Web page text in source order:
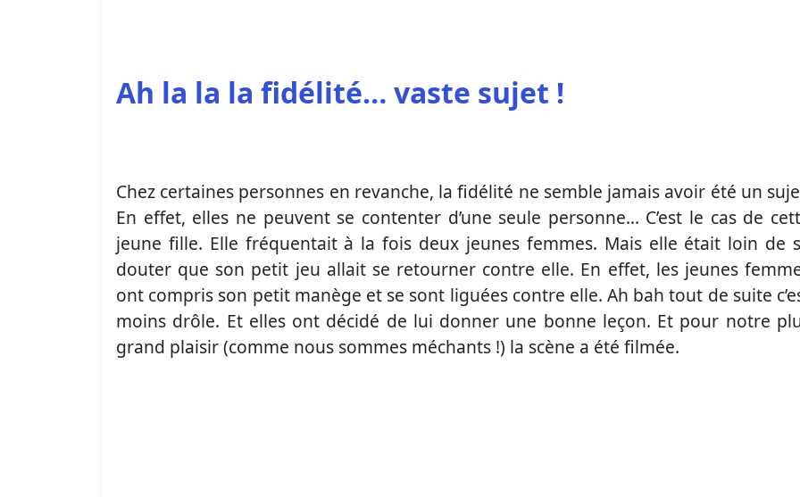
Ah la la la fidélité… vaste sujet !
Chez certaines personnes en revanche, la fidélité ne semble jamais avoir été un
En effet, elles ne peuvent se contenter d’une seule personne… C’est le cas de
jeune fille. Elle fréquentait à la fois deux jeunes femmes. Mais elle était loin de
douter que son petit jeu allait se retourner contre elle. En effet, les jeunes
ont compris son petit manège et se sont liguées contre elle. Ah bah tout de suite
moins drôle. Et elles ont décidé de lui donner une bonne leçon. Et pour notre
grand plaisir (comme nous sommes méchants !) la scène a été filmée.